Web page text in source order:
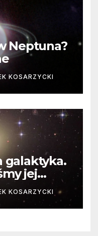
Neptuna?
KOSARZYCKI
galaktyka.
jej
KOSARZYCKI